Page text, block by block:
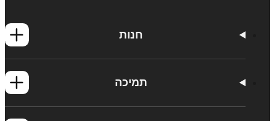
חנות
מוצרי Mac
תמיכה